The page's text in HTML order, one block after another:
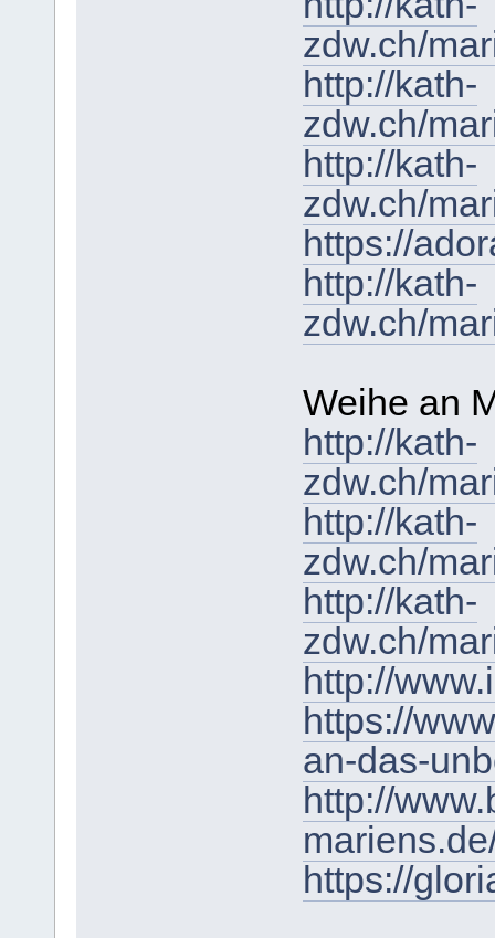
zdw.ch/
http://kath-
zdw.ch/
http://kath-
zdw.ch/
https://
http://kath-
zdw.ch/
Weihe an
http://kath-
zdw.ch/
http://kath-
zdw.ch/
http://kath-
zdw.ch/
http://
https://
an-das-
http://
https://